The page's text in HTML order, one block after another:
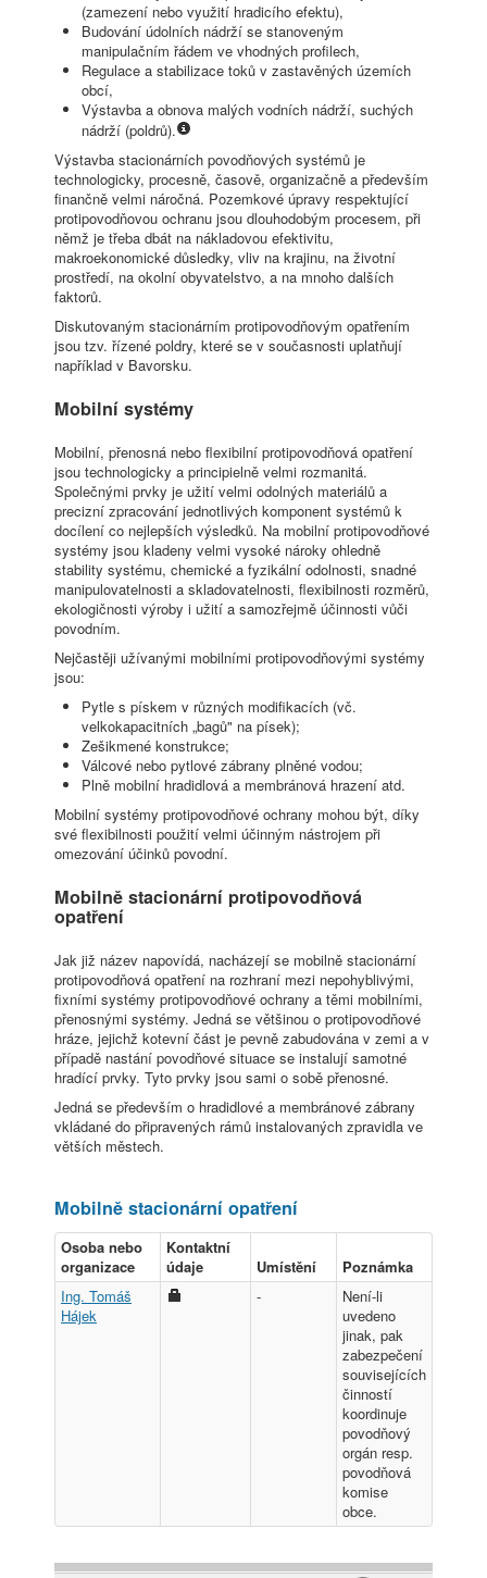
(zamezení nebo využití hradicího efektu),
Budování údolních nádrží se stanoveným
manipulačním řádem ve vhodných profilech,
Regulace a stabilizace toků v zastavěných územích
obcí,
Výstavba a obnova malých vodních nádrží, suchých
nádrží (poldrů).
Výstavba stacionárních povodňových systémů je
technologicky, procesně, časově, organizačně a především
finančně velmi náročná. Pozemkové úpravy respektující
protipovodňovou ochranu jsou dlouhodobým procesem, při
němž je třeba dbát na nákladovou efektivitu,
makroekonomické důsledky, vliv na krajinu, na životní
prostředí, na okolní obyvatelstvo, a na mnoho dalších
faktorů.
Diskutovaným stacionárním protipovodňovým opatřením
jsou tzv. řízené poldry, které se v současnosti uplatňují
například v Bavorsku.
Mobilní systémy
Mobilní, přenosná nebo flexibilní protipovodňová opatření
jsou technologicky a principielně velmi rozmanitá.
Společnými prvky je užití velmi odolných materiálů a
precizní zpracování jednotlivých komponent systémů k
docílení co nejlepších výsledků. Na mobilní protipovodňové
systémy jsou kladeny velmi vysoké nároky ohledně
stability systému, chemické a fyzikální odolnosti, snadné
manipulovatelnosti a skladovatelnosti, flexibilnosti rozměrů,
ekologičnosti výroby i užití a samozřejmě účinnosti vůči
povodním.
Nejčastěji užívanými mobilními protipovodňovými systémy
jsou:
Pytle s pískem v různých modifikacích (vč.
velkokapacitních „bagů" na písek);
Zešikmené konstrukce;
Válcové nebo pytlové zábrany plněné vodou;
Plně mobilní hradidlová a membránová hrazení atd.
Mobilní systémy protipovodňové ochrany mohou být, díky
své flexibilnosti použití velmi účinným nástrojem při
omezování účinků povodní.
Mobilně stacionární protipovodňová
opatření
Jak již název napovídá, nacházejí se mobilně stacionární
protipovodňová opatření na rozhraní mezi nepohyblivými,
fixními systémy protipovodňové ochrany a těmi mobilními,
přenosnými systémy. Jedná se většinou o protipovodňové
hráze, jejichž kotevní část je pevně zabudována v zemi a v
případě nastání povodňové situace se instalují samotné
hradící prvky. Tyto prvky jsou sami o sobě přenosné.
Jedná se především o hradidlové a membránové zábrany
vkládané do připravených rámů instalovaných zpravidla ve
větších městech.
Mobilně stacionární opatření
Osoba nebo
organizace
Kontaktní
údaje
Umístění
Poznámka
Ing. Tomáš
Hájek
-
Není-li
uvedeno
jinak, pak
zabezpečení
souvisejících
činností
koordinuje
povodňový
orgán resp.
povodňová
komise
obce.